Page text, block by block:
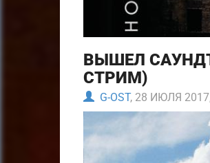
ВЫШЕЛ
СТРИМ)
G-OST, 28 ИЮЛЯ